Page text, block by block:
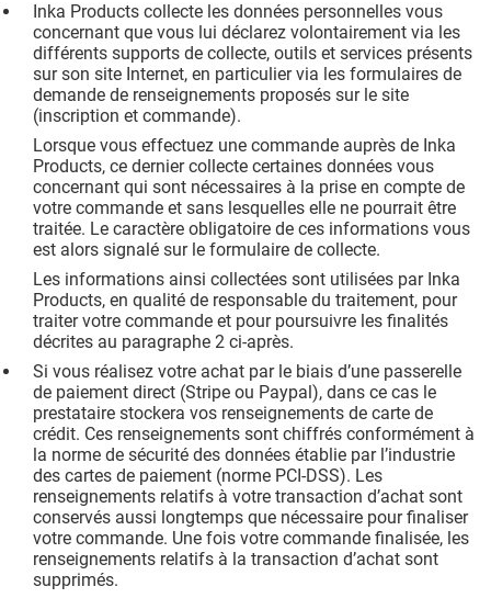
Inka Products collecte les données personnelles vous
concernant que vous lui déclarez volontairement via les
différents supports de collecte, outils et services présents
sur son site Internet, en particulier via les formulaires de
demande de renseignements proposés sur le site
(inscription et commande).
Lorsque vous effectuez une commande auprès de Inka
Products, ce dernier collecte certaines données vous
concernant qui sont nécessaires à la prise en compte de
votre commande et sans lesquelles elle ne pourrait être
traitée. Le caractère obligatoire de ces informations vous
est alors signalé sur le formulaire de collecte.
Les informations ainsi collectées sont utilisées par Inka
Products, en qualité de responsable du traitement, pour
traiter votre commande et pour poursuivre les finalités
décrites au paragraphe 2 ci-après.
Si vous réalisez votre achat par le biais d’une passerelle
de paiement direct (Stripe ou Paypal), dans ce cas le
prestataire stockera vos renseignements de carte de
crédit. Ces renseignements sont chiffrés conformément à
la norme de sécurité des données établie par l’industrie
des cartes de paiement (norme PCI-DSS). Les
renseignements relatifs à votre transaction d’achat sont
conservés aussi longtemps que nécessaire pour finaliser
votre commande. Une fois votre commande finalisée, les
renseignements relatifs à la transaction d’achat sont
supprimés.